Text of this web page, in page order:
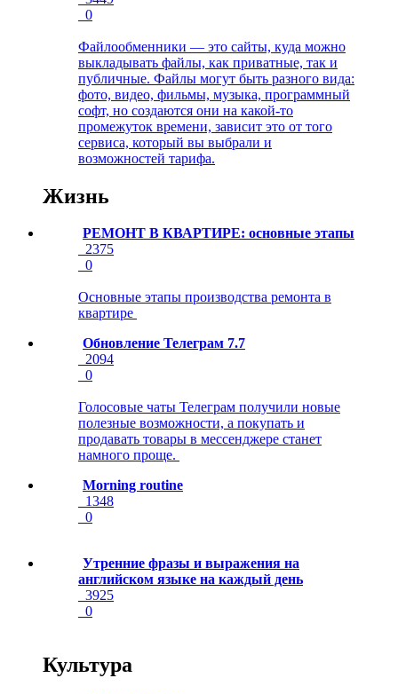
0
Файлообменники — это сайты, куда можно
выкладывать файлы, как приватные, так и
публичные. Файлы могут быть разного вида:
фото, видео, фильмы, музыка, программный
софт, но создаются они на какой-то
промежуток времени, зависит это от того
сервиса, который вы выбрали и
возможностей тарифа.
Жизнь
РЕМОНТ В КВАРТИРЕ: основные этапы
2375
0
Основные этапы производства ремонта в
квартире
Обновление Телеграм 7.7
2094
0
Голосовые чаты Телеграм получили новые
полезные возможности, а покупать и
продавать товары в мессенджере станет
намного проще.
Morning routine
1348
0
Утренние фразы и выражения на
английском языке на каждый день
3925
0
Культура